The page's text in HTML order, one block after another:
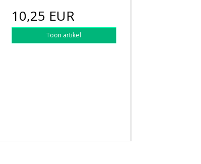
10,25 EUR
Toon artikel